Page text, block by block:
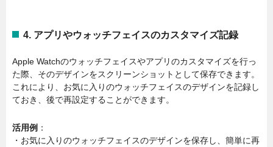
4. アプリやウォッチフェイスのカスタマイズ記録
Apple Watchのウォッチフェイスやアプリのカスタマイズを行っ
た際、そのデザインをスクリーンショットとして保存できます。
これにより、お気に入りのウォッチフェイスのデザインを記録し
ておき、後で再設定することができます。
活用例 ：
・お気に入りのウォッチフェイスのデザインを保存し、簡単に再